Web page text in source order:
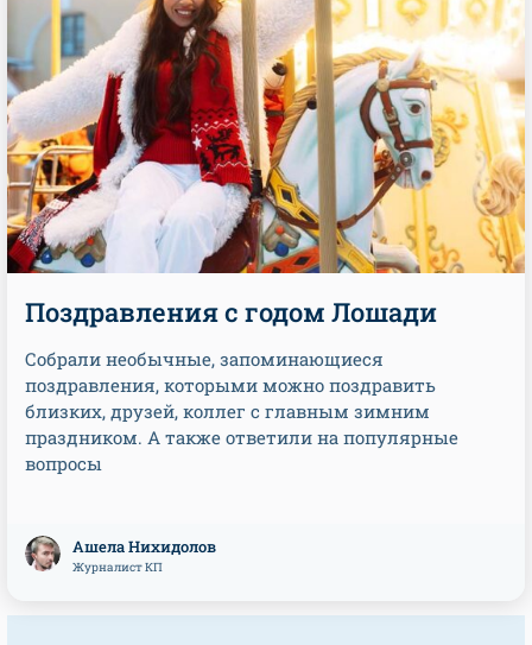
Поздравления с годом Лошади
Собрали необычные, запоминающиеся
поздравления, которыми можно поздравить
близких, друзей, коллег с главным зимним
праздником. А также ответили на популярные
вопросы
Ашела Нихидолов
Журналист КП